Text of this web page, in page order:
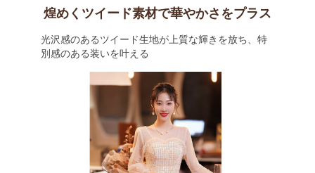
煌めくツイード素材で華やかさをプラス
光沢感のあるツイード生地が上質な輝きを放ち、特
別感のある装いを叶える